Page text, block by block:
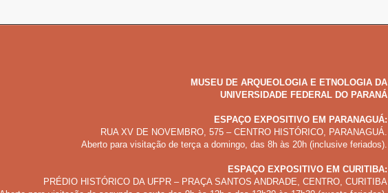
MUSEU DE ARQUEOLOGIA E ETNOLOGIA DA
UNIVERSIDADE FEDERAL DO PARANÁ
ESPAÇO EXPOSITIVO EM PARANAGUÁ:
RUA XV DE NOVEMBRO, 575 – CENTRO HISTÓRICO, PARANAGUÁ.
Aberto para visitação de terça a domingo, das 8h às 20h (inclusive feriados).
ESPAÇO EXPOSITIVO EM CURITIBA:
PRÉDIO HISTÓRICO DA UFPR – PRAÇA SANTOS ANDRADE, CENTRO, CURITIBA